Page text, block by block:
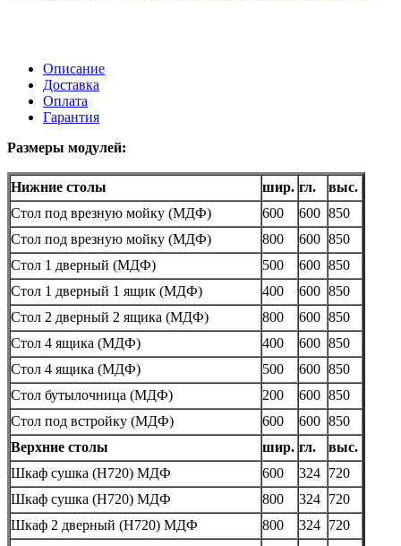
Описание
Доставка
Оплата
Гарантия
Размеры модулей:
Нижние столы шир. гл.
выс.
Стол под врезную мойку (МДФ) 600 600 850
Стол под врезную мойку (МДФ) 800 600 850
Стол 1 дверный (МДФ) 500 600 850
Стол 1 дверный 1 ящик (МДФ) 400 600 850
Стол 2 дверный 2 ящика (МДФ) 800 600 850
Стол 4 ящика (МДФ) 400 600 850
Стол 4 ящика (МДФ) 500 600 850
Стол бутылочница (МДФ) 200 600 850
Стол под встройку (МДФ) 600 600 850
Верхние столы
шир. гл.
выс.
Шкаф сушка (Н720) МДФ 600 324 720
Шкаф сушка (Н720) МДФ 800 324 720
Шкаф 2 дверный (Н720) МДФ 800 324 720